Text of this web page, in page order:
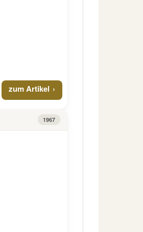
zum Artikel
1967